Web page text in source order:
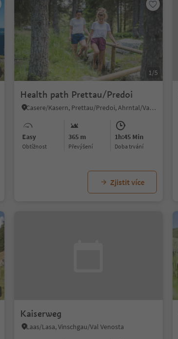
1/5
Health path Prettau/Predoi
Casere/Kasern, Prettau/Predoi, Ahrntal/Valle Aurina
Easy
Obtížnost
365 m
Převýšení
1h:45 Min
doba trvání
Zjistit více
Kaiserweg
Laas/Lasa, Vinschgau/Val Venosta